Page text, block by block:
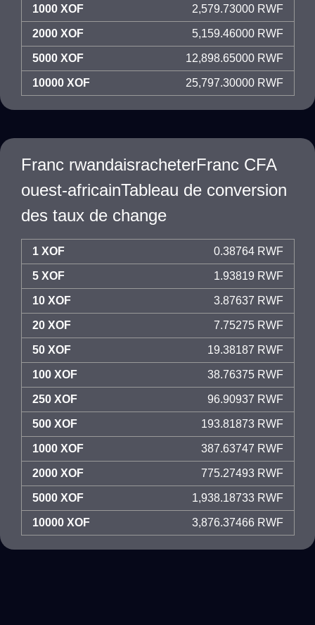
1000 XOF 2,579.73000 RWF
2000 XOF 5,159.46000 RWF
5000 XOF 12,898.65000 RWF
10000 XOF 25,797.30000 RWF
Franc rwandaisracheterFranc CFA
ouest-africainTableau de conversion
des taux de change
1 XOF 0.38764 RWF
5 XOF 1.93819 RWF
10 XOF 3.87637 RWF
20 XOF 7.75275 RWF
50 XOF 19.38187 RWF
100 XOF 38.76375 RWF
250 XOF 96.90937 RWF
500 XOF 193.81873 RWF
1000 XOF 387.63747 RWF
2000 XOF 775.27493 RWF
5000 XOF 1,938.18733 RWF
10000 XOF 3,876.37466 RWF